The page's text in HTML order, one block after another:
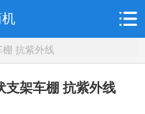
抗紫外线
支架车棚 抗紫外线